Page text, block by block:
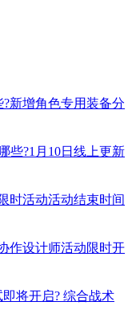
新增角色专用装备分
些?1月10日线上更新
时活动活动结束时间
作设计师活动限时开
将开启? 综合战术